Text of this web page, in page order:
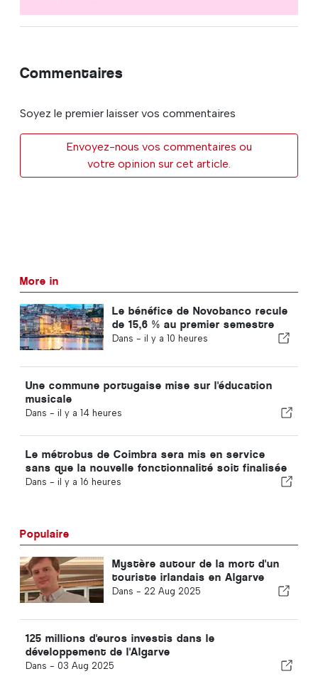
Commentaires
Soyez le premier laisser vos commentaires
Envoyez-nous vos commentaires ou
votre opinion sur cet article.
More in
Le bénéfice de Novobanco recule
de 15,6 % au premier semestre
Dans - il y a 10 heures
Une commune portugaise mise sur l'éducation
musicale
Dans - il y a 14 heures
Le métrobus de Coimbra sera mis en service
sans que la nouvelle fonctionnalité soit finalisée
Dans - il y a 16 heures
Populaire
Mystère autour de la mort d'un
touriste irlandais en Algarve
Dans - 22 Aug 2025
125 millions d'euros investis dans le
développement de l'Algarve
Dans - 03 Aug 2025